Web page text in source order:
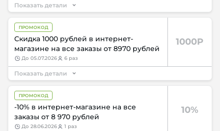
Показать детали
1000Р
ПРОМОКОД
Скидка 1000 рублей в интернет-
магазине на все заказы от 8970 рублей
до 05.07.2026 6 раз
Показать детали
10%
ПРОМОКОД
-10% в интернет-магазине на все
заказы от 8 970 рублей
до 28.06.2026 1 раз